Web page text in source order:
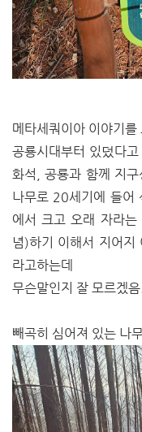
메타세쿼이아 이야기를
공룡시대부터 있덨다
화석, 공룡과 함께 지
나무로 20세기에 들어
에서 크고 오래 자라는
념)하기 이해서 지어지
라고하는데
무슨말인지 잘 모르겠
빼곡히 심어져 있는 나